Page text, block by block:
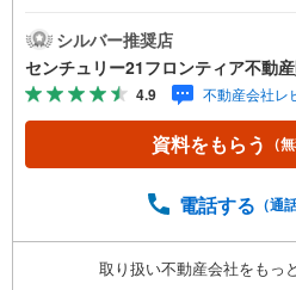
スペースを完備した収納豊
管理状況も良好・2面バルコ
エアコンが全室に設置可能
ムキッチン新調・浴室新調
器・トイレ・洗濯パン新
ス貼替・CF貼替・網戸張
約7分 弊社が選ばれる理由
どにも対応できる売却専門
繋がりがあるため、最も低
シルバー推奨店
センチュリー21フロンティア不動
4.9 不動産会社レ
資料をもらう （
電話する （通
取り扱い不動産会社をもっ